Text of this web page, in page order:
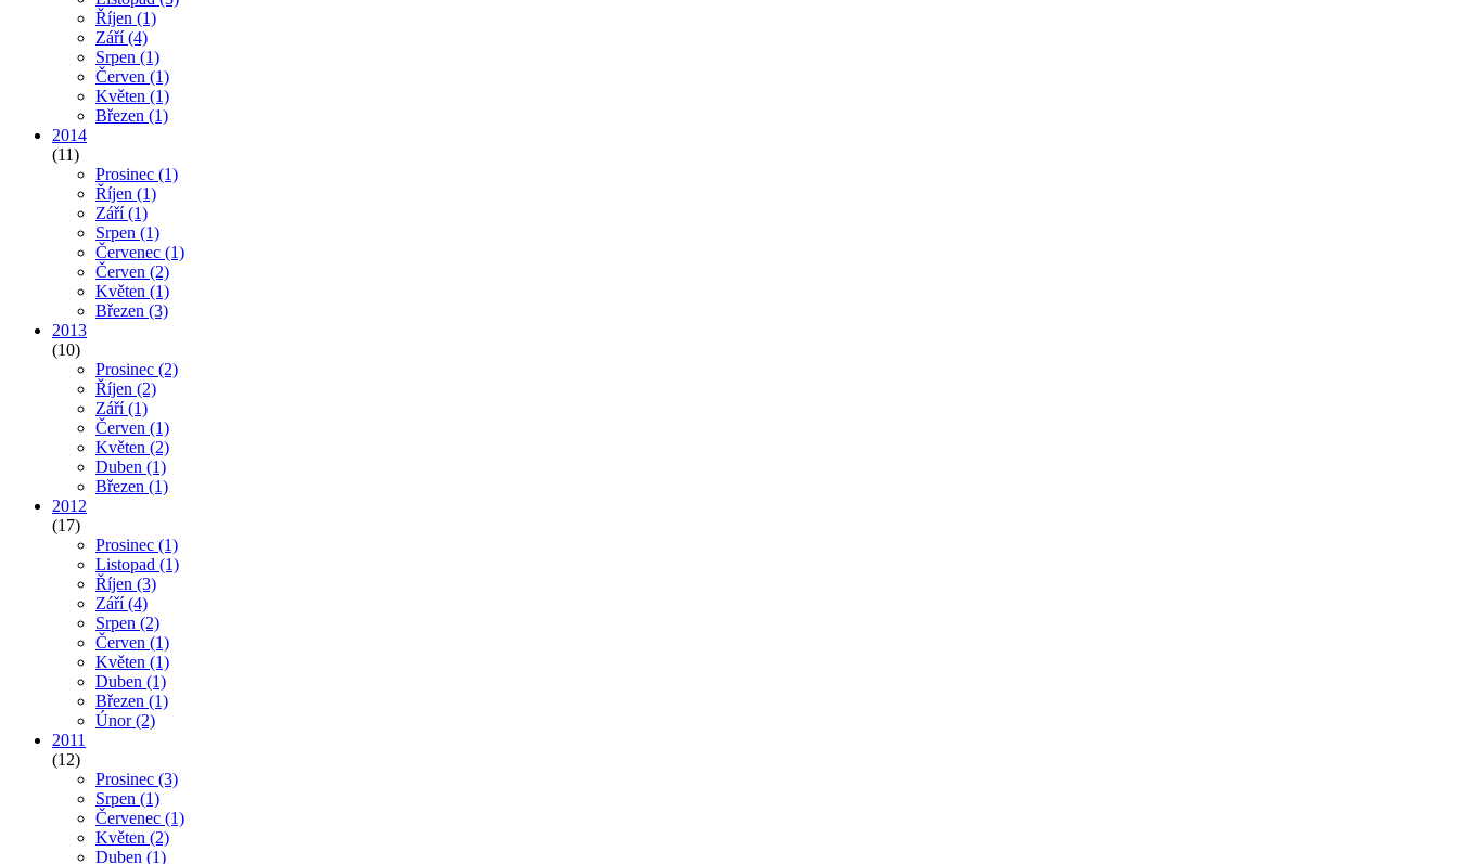
Říjen (1)
Září(4)
Srpen (1)
Červen (1)
Květen (1)
Březen (1)
2014
(11)
Prosinec (1)
Říjen (1)
Září(1)
Srpen (1)
Červenec (1)
Červen (2)
Květen (1)
Březen (3)
2013
(10)
Prosinec (2)
Říjen (2)
Září(1)
Červen (1)
Květen (2)
Duben (1)
Březen (1)
2012
(17)
Prosinec (1)
Listopad (1)
Říjen (3)
Září(4)
Srpen (2)
Červen (1)
Květen (1)
Duben (1)
Březen (1)
Únor(2)
2011
(12)
Prosinec (3)
Srpen (1)
Červenec (1)
Květen (2)
Duben (1)